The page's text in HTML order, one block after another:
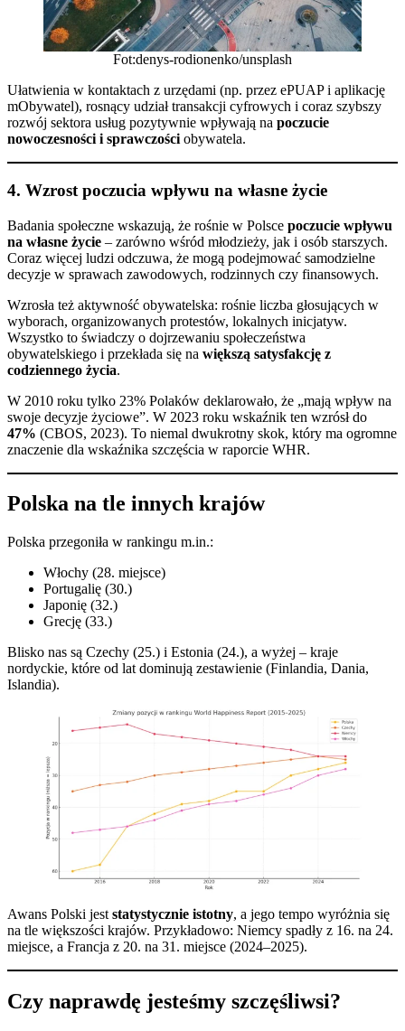
Fot:denys-rodionenko/unsplash
Ułatwienia w kontaktach z urzędami (np. przez ePUAP i aplikację
mObywatel), rosnący udział transakcji cyfrowych i coraz szybszy
rozwój sektora usług pozytywnie wpływają na poczucie
nowoczesności i sprawczości obywatela.
4. Wzrost poczucia wpływu na własne życie
Badania społeczne wskazują, że rośnie w Polsce poczucie wpływu
na własne życie – zarówno wśród młodzieży, jak i osób starszych.
Coraz więcej ludzi odczuwa, że mogą podejmować samodzielne
decyzje w sprawach zawodowych, rodzinnych czy finansowych.
Wzrosła też aktywność obywatelska: rośnie liczba głosujących w
wyborach, organizowanych protestów, lokalnych inicjatyw.
Wszystko to świadczy o dojrzewaniu społeczeństwa
obywatelskiego i przekłada się na większą satysfakcję z
codziennego życia.
W 2010 roku tylko 23% Polaków deklarowało, że „mają wpływ na
swoje decyzje życiowe”. W 2023 roku wskaźnik ten wzrósł do
47% (CBOS, 2023). To niemal dwukrotny skok, który ma ogromne
znaczenie dla wskaźnika szczęścia w raporcie WHR.
Polska na tle innych krajów
Polska przegoniła w rankingu m.in.:
Włochy (28. miejsce)
Portugalię (30.)
Japonię (32.)
Grecję (33.)
Blisko nas są Czechy (25.) i Estonia (24.), a wyżej – kraje
nordyckie, które od lat dominują zestawienie (Finlandia, Dania,
Islandia).
Awans Polski jest statystycznie istotny, a jego tempo wyróżnia się
na tle większości krajów. Przykładowo: Niemcy spadły z 16. na 24.
miejsce, a Francja z 20. na 31. miejsce (2024–2025).
Czy naprawdę jesteśmy szczęśliwsi?